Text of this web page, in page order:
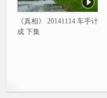
《真相》 20141114 车手计
成 下集